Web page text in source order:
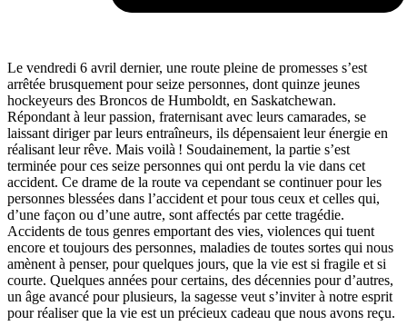
Le vendredi 6 avril dernier, une route pleine de promesses s’est
arrêtée brusquement pour seize personnes, dont quinze jeunes
hockeyeurs des Broncos de Humboldt, en Saskatchewan.
Répondant à leur passion, fraternisant avec leurs camarades, se
laissant diriger par leurs entraîneurs, ils dépensaient leur énergie en
réalisant leur rêve. Mais voilà ! Soudainement, la partie s’est
terminée pour ces seize personnes qui ont perdu la vie dans cet
accident. Ce drame de la route va cependant se continuer pour les
personnes blessées dans l’accident et pour tous ceux et celles qui,
d’une façon ou d’une autre, sont affectés par cette tragédie.
Accidents de tous genres emportant des vies, violences qui tuent
encore et toujours des personnes, maladies de toutes sortes qui nous
amènent à penser, pour quelques jours, que la vie est si fragile et si
courte. Quelques années pour certains, des décennies pour d’autres,
un âge avancé pour plusieurs, la sagesse veut s’inviter à notre esprit
pour réaliser que la vie est un précieux cadeau que nous avons reçu.